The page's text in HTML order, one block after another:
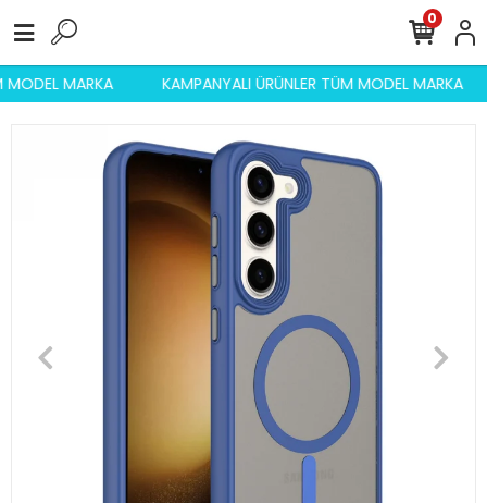
MODEL MARKA KAMPANYALI ÜRÜNLER TÜM MODEL MARKA
0